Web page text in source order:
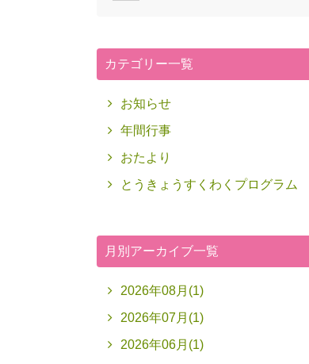
カテゴリー一覧
お知らせ
年間行事
おたより
とうきょうすくわくプログラム
月別アーカイブ一覧
2026年08月(1)
2026年07月(1)
2026年06月(1)